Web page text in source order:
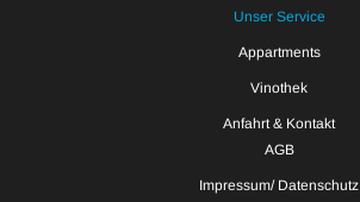
Unser Service
Appartments
Vinothek
Anfahrt & Kontakt
AGB
Impressum/ Datenschutz